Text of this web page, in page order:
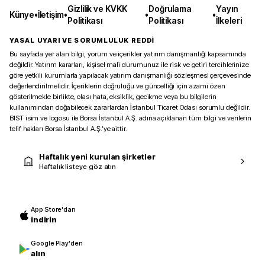
Künye•İletişim•
Gizlilik ve KVKK
Politikası
•
Doğrulama
Politikası
•
Yayın
İlkeleri
YASAL UYARI VE SORUMLULUK REDDİ
Bu sayfada yer alan bilgi, yorum ve içerikler yatırım danışmanlığı kapsamında
değildir. Yatırım kararları, kişisel mali durumunuz ile risk ve getiri tercihlerinize
göre yetkili kurumlarla yapılacak yatırım danışmanlığı sözleşmesi çerçevesinde
değerlendirilmelidir. İçeriklerin doğruluğu ve güncelliği için azami özen
gösterilmekle birlikte, olası hata, eksiklik, gecikme veya bu bilgilerin
kullanımından doğabilecek zararlardan İstanbul Ticaret Odası sorumlu değildir.
BIST isim ve logosu ile Borsa İstanbul A.Ş. adına açıklanan tüm bilgi ve verilerin
telif hakları Borsa İstanbul A.Ş.’ye aittir.
Haftalık yeni kurulan şirketler
Haftalık listeye göz atın
App Store'dan
indirin
Google Play'den
alın